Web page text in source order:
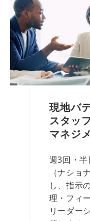
現地バ
スタッ
マネジ
週3回・
（ナショ
し、指示
理・フィ
リーダー